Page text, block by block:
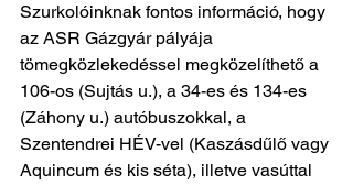
Szurkolóinknak fontos információ, hogy
az ASR Gázgyár pályája
tömegközlekedéssel megközelíthető a
106-os (Sujtás u.), a 34-es és 134-es
(Záhony u.) autóbuszokkal, a
Szentendrei HÉV-vel (Kaszásdűlő vagy
Aquincum és kis séta), illetve vasúttal